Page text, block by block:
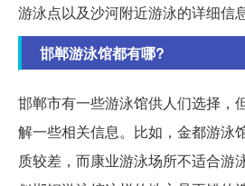
游泳点以及沙河附近游泳的详细信息
邯郸游泳馆都有哪?
邯郸市有一些游泳馆供人们选择，
解一些相关信息。比如，金都游泳
质较差，而康业游泳场所不适合游